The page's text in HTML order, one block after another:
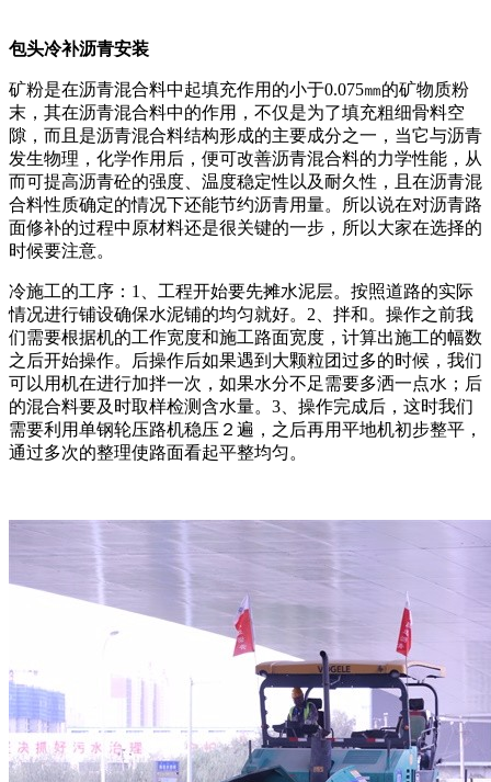
包头冷补沥青安装
矿粉是在沥青混合料中起填充作用的小于0.075㎜的矿物质粉
末，其在沥青混合料中的作用，不仅是为了填充粗细骨料空
隙，而且是沥青混合料结构形成的主要成分之一，当它与沥青
发生物理，化学作用后，便可改善沥青混合料的力学性能，从
而可提高沥青砼的强度、温度稳定性以及耐久性，且在沥青混
合料性质确定的情况下还能节约沥青用量。所以说在对沥青路
面修补的过程中原材料还是很关键的一步，所以大家在选择的
时候要注意。
冷施工的工序：1、工程开始要先摊水泥层。按照道路的实际
情况进行铺设确保水泥铺的均匀就好。2、拌和。操作之前我
们需要根据机的工作宽度和施工路面宽度，计算出施工的幅数
之后开始操作。后操作后如果遇到大颗粒团过多的时候，我们
可以用机在进行加拌一次，如果水分不足需要多洒一点水；后
的混合料要及时取样检测含水量。3、操作完成后，这时我们
需要利用单钢轮压路机稳压２遍，之后再用平地机初步整平，
通过多次的整理使路面看起平整均匀。